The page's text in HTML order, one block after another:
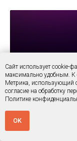
ОБ ОБОРУДОВАНИИ
Сайт использует cookie-
максимально удобным. К
Метрика, использующий
согласие на обработку
Политике
OK